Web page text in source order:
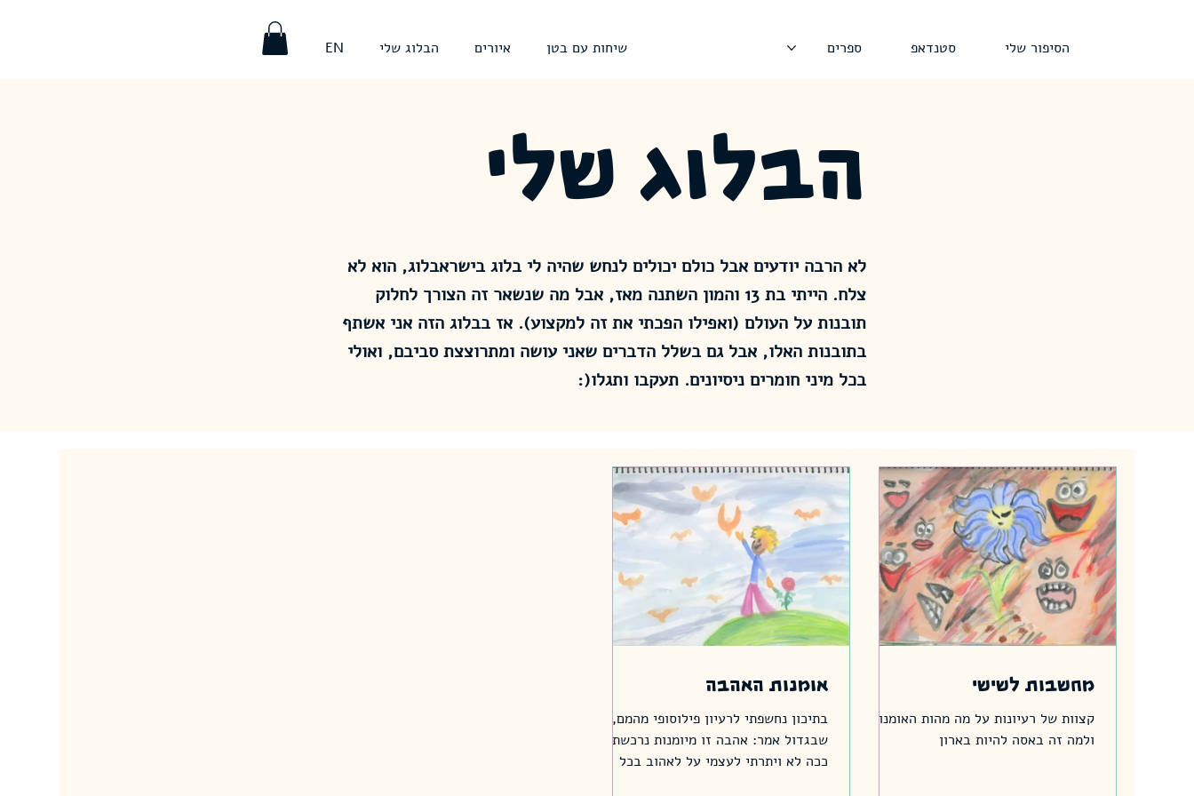
שיחות עם בטן איורים הבלוג שלי EN הסיפור שלי סטנדאפ ספרים
הבלוג שלי
לא הרבה יודעים אבל כולם יכולים לנחש שהיה לי בלוג בישראבלוג, הוא לא
צלח. הייתי בת 13 והמון השתנה מאז, אבל מה שנשאר זה הצורך לחלוק
תובנות על העולם (ואפילו הפכתי את זה למקצוע). אז בבלוג הזה אני אשתף
בתובנות האלו, אבל גם בשלל הדברים שאני עושה ומתרוצצת סביבם, ואולי
בכל מיני חומרים ניסיונים. תעקבו ותגלו(:
מחשבות לשישי
קצוות של רעיונות על מה מהות האומנות
ולמה זה באסה להיות בארון
אומנות האהבה
בתיכון נחשפתי לרעיון פילוסופי מהמם,
שבגדול אמר: אהבה זו מיומנות נרכשת.
ככה לא ויתרתי לעצמי על לאהוב בכל